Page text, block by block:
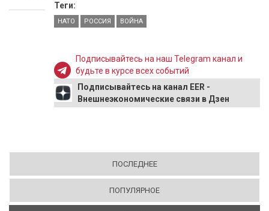
Теги:
НАТО РОССИЯ ВОЙНА
Подписывайтесь на наш Telegram канал и
будьте в курсе всех событий
Подписывайтесь на канал EER -
Внешнеэкономические связи в Дзен
ПОСЛЕДНЕЕ
ПОПУЛЯРНОЕ